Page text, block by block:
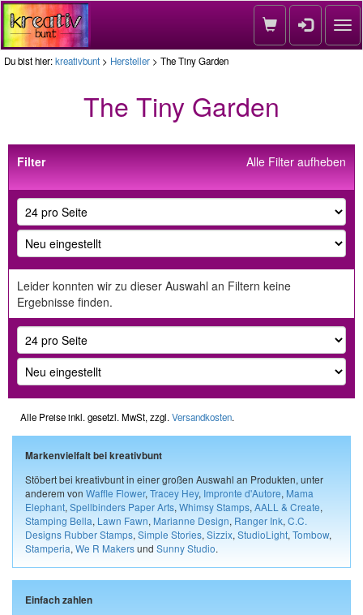
Du bist hier:kreativbunt > Hersteller > The Tiny Garden
The Tiny Garden
Alle Filter aufheben
Filter
Leider konnten wir zu dieser Auswahl an Filtern keine
Ergebnisse finden.
Alle Preise inkl. gesetzl. MwSt, zzgl. Versandkosten.
Markenvielfalt bei kreativbunt
Stöbert bei kreativbunt in einer großen Auswahl an Produkten, unter
anderem von Waffle Flower, Tracey Hey, Impronte d'Autore, Mama
Elephant, Spellbinders Paper Arts, Whimsy Stamps, AALL & Create,
Stamping Bella, Lawn Fawn, Marianne Design, Ranger Ink, C.C.
Designs Rubber Stamps, Simple Stories, Sizzix, StudioLight, Tombow,
Stamperia, We R Makersund Sunny Studio.
Einfach zahlen